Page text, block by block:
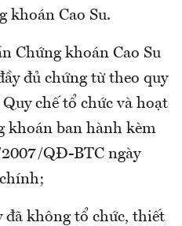
khoán Cao Su.
Chứng khoán Cao Su
đủ chứng từ theo quy
chế tổ chức và hoạt
khoán ban hành kèm
QĐ-BTC ngày
không tổ chức, thiết